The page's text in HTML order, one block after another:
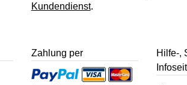
Kundendienst.
Zahlung per
Hilfe-,